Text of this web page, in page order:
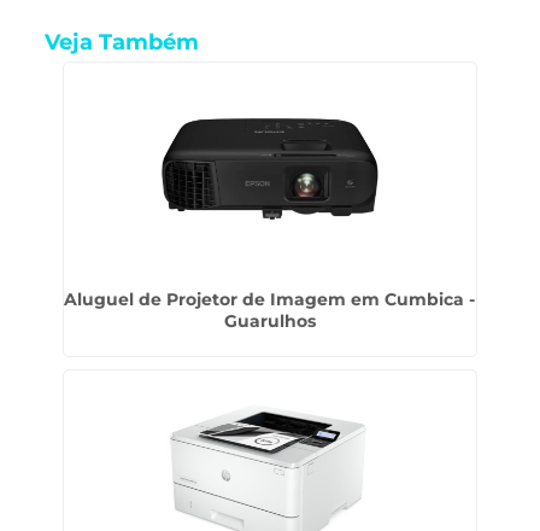
Veja Também
Aluguel de Projetor de Imagem em Cumbica -
Guarulhos